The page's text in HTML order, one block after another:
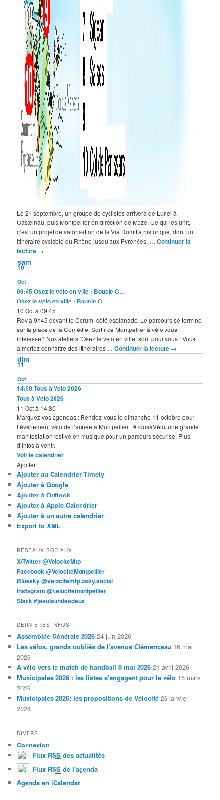
Le 21 septembre, un groupe de cyclistes arrivera de Lunel à
Castelnau, puis Montpellier en direction de Mèze. Ce qui les unit,
c’est un projet de valorisation de la Via Domitia historique, dont un
itinéraire cyclable du Rhône jusqu’aux Pyrénées. …Continuer la
lecture →
Oct
10
sam
09:45Osez le vélo en ville : Boucle C...
Osez le vélo en ville : Boucle C...
10 Oct à 09:45
Rdv à 9h45 devant le Corum, côté esplanade. Le parcours se termine
sur la place de la Comédie. Sortir de Montpellier à vélo vous
intéresse? Nos ateliers “Osez le vélo en ville” sont pour vous ! Vous
aimeriez connaître des itinéraires …Continuer la lecture →
Oct
11
dim
14:30Tous à Vélo 2026
Tous à Vélo 2026
11 Oct à 14:30
Marquez vos agendas : Rendez-vous le dimanche 11 octobre pour
l’évènement vélo de l’année à Montpellier : #TousàVélo, une grande
manifestation festive en musique pour un parcours sécurisé. Plus
d’infos à venir.
Voir le calendrier
Ajouter
Ajouter au Calendrier Timely
Ajouter à Google
Ajouter à Outlook
Ajouter à Apple Calendrier
Ajouter à un autre calendrier
Export to XML
RÉSEAUX SOCIAUX
X/Twitter @VelociteMtp
Facebook @VelociteMontpellier
Bluesky @velocitemtp.bsky.social
Instagram @velocitemontpellier
Slack #jesuisundesdeux
DERNIÈRES INFOS
Assemblée Générale 2026 24 juin 2026
Les vélos, grands oubliés de l’avenue Clémenceau 16 mai
2026
À vélo vers le match de handball 8 mai 2026 21 avril 2026
Municipales 2026 : les listes s’engagent pour le vélo 15 mars
2026
Municipales 2026: les propositions de Vélocité 26 janvier
2026
DIVERS
Connexion
Flux RSS des actualités
Flux RSS de l'agenda
Agenda en iCalendar